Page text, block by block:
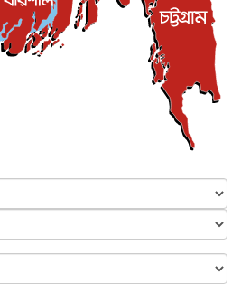
সঙ্গে পরীমনির ঘনিষ্ঠ সম্পর্ক ছিল : নাসির
৫ আগস্ট, ২০২৬
মার্কিন চুক্তি হতে পারে আজ : মার্কিন অর্থমন...
৫ আগস্ট, ২০২৬
বিধ্বংসী বস্তু, পারমাণবিক বোমা দিয়ে করা
৫ আগস্ট, ২০২৬
রহস্যজনক মৃত্যু, সন্দেহের মুখে কীটনাশকের